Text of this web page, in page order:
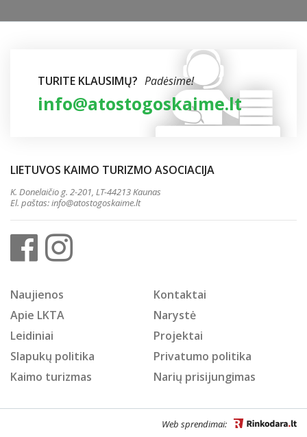
TURITE KLAUSIMŲ? Padėsime!
info@atostogoskaime.lt
LIETUVOS KAIMO TURIZMO ASOCIACIJA
K. Donelaičio g. 2-201, LT-44213 Kaunas
El. paštas:info@atostogoskaime.lt
Naujienos
Kontaktai
Apie LKTA
Narystė
Leidiniai
Projektai
Slapukų politika
Privatumo politika
Kaimo turizmas
Narių prisijungimas
Web sprendimai: